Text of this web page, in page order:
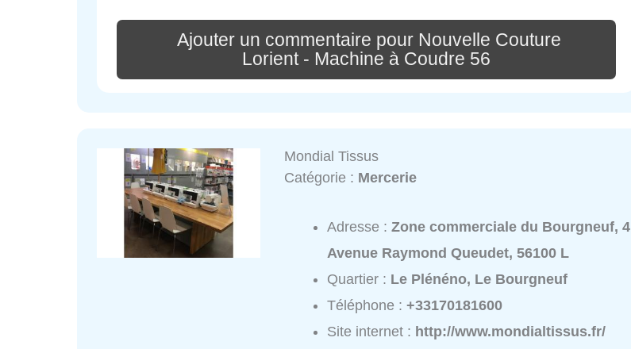
Ajouter un commentaire pour Nouvelle Couture
Lorient - Machine à Coudre 56
Mondial Tissus
Catégorie : Mercerie
Adresse :Zone commerciale du Bourgneuf, 4
Avenue Raymond Queudet, 56100 L
Quartier : Le Plénéno, Le Bourgneuf
Téléphone :+33170181600
Site internet : http://www.mondialtissus.fr/